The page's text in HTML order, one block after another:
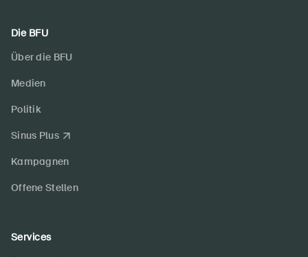
Die BFU
Über die BFU
Medien
Politik
Sinus Plus
Kampagnen
Offene Stellen
Services